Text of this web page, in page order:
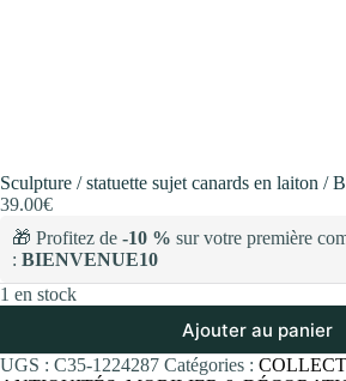
Sculpture / statuette sujet canards en laiton /
39.00€
🎁 Profitez de -10 % sur votre première
: BIENVENUE10
1 en stock
Ajouter au panier
UGS : C35-1224287 Catégories :